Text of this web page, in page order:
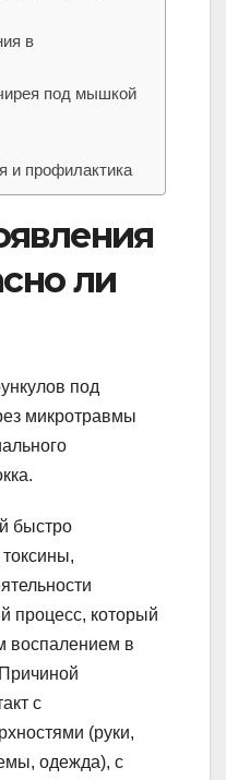
в
под мышкой
и профилактика
ли
под
микротравмы
быстро
процесс, который
воспалением в
с
(руки,
одежда), с